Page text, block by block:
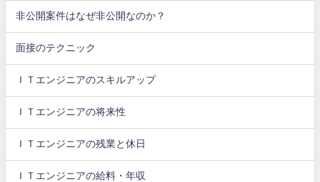
非公開案件はなぜ非公開なのか？
面接のテクニック
ＩＴエンジニアのスキルアップ
ＩＴエンジニアの将来性
ＩＴエンジニアの残業と休日
ＩＴエンジニアの給料・年収